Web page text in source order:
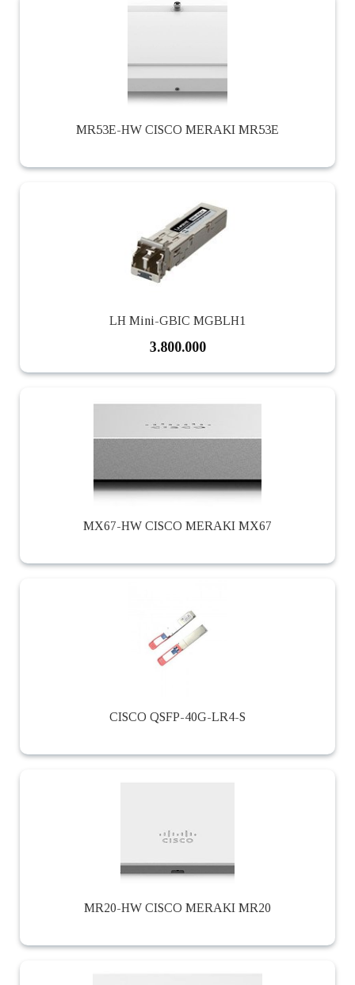
MR53E-HW CISCO MERAKI MR53E
LH Mini-GBIC MGBLH1
3.800.000
MX67-HW CISCO MERAKI MX67
CISCO QSFP-40G-LR4-S
MR20-HW CISCO MERAKI MR20